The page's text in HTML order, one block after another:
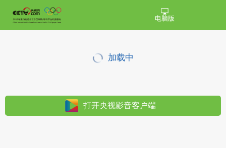
电脑版
加载中
打开央视影音客户端